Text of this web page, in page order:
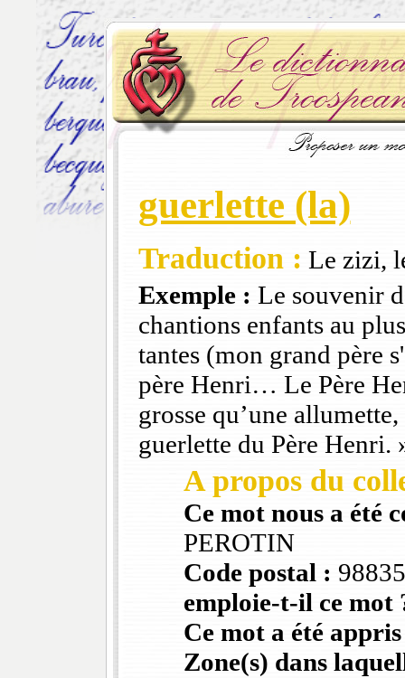
guerlette (la)
Traduction : Le zizi,
Exemple : Le souvenir
chantions enfants au
tantes (mon grand père
père Henri… Le Père
grosse qu’une
guerlette du Père Henri.
A propos du
Ce mot nous a été
PEROTIN
Code postal :
emploie-t-il ce mot
Ce mot a été
Zone(s) dans